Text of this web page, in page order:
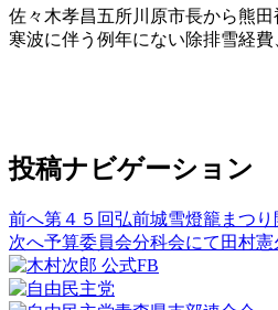
佐々木孝昌五所川原市長から熊
寒波に伴う例年にない除排雪経
投稿ナビゲーション
前へ第４５回弘前城雪燈籠まつ
次へ予算委員会分科会にて田村